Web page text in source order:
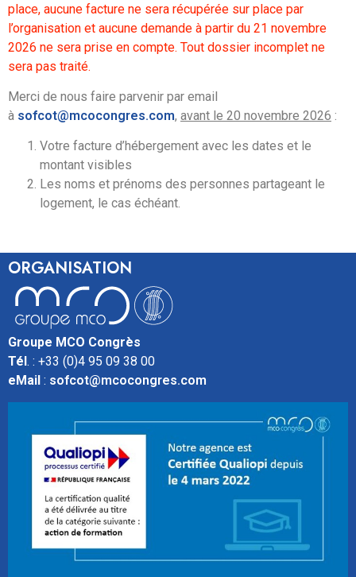
place, aucune facture ne sera récupérée sur place par
l’organisation et aucune demande à partir du 21 novembre
2026 ne sera prise en compte. Tout dossier incomplet ne
sera pas traité.
Merci de nous faire parvenir par email
à sofcot@mcocongres.com, avant le 20 novembre 2026 :
Votre facture d’hébergement avec les dates et le
montant visibles
Les noms et prénoms des personnes partageant le
logement, le cas échéant.
ORGANISATION
Groupe MCO Congrès
Tél . : +33 (0)4 95 09 38 00
eMail : sofcot@mcocongres.com